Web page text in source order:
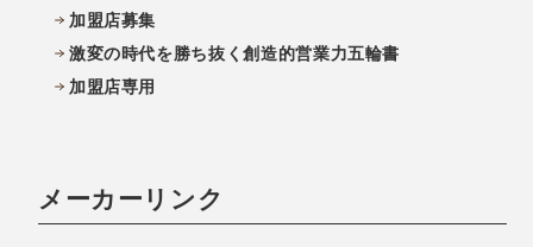
加盟店募集
激変の時代を勝ち抜く創造的営業力五輪書
加盟店専用
メーカーリンク